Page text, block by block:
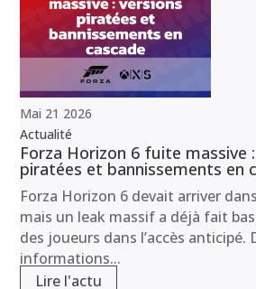
Mai 21 2026
Actualité
Forza Horizon 6 fuite massive
piratées et bannissements en
Forza Horizon 6 devait arriver
mais un leak massif a déjà fait
des joueurs dans l’accès anticipé.
informations...
Lire l'actu